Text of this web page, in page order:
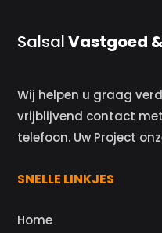
SalsalVastgoed
Wij helpen u graag
vrijblijvend contact
telefoon. Uw Project
SNELLE LINKJES
Home